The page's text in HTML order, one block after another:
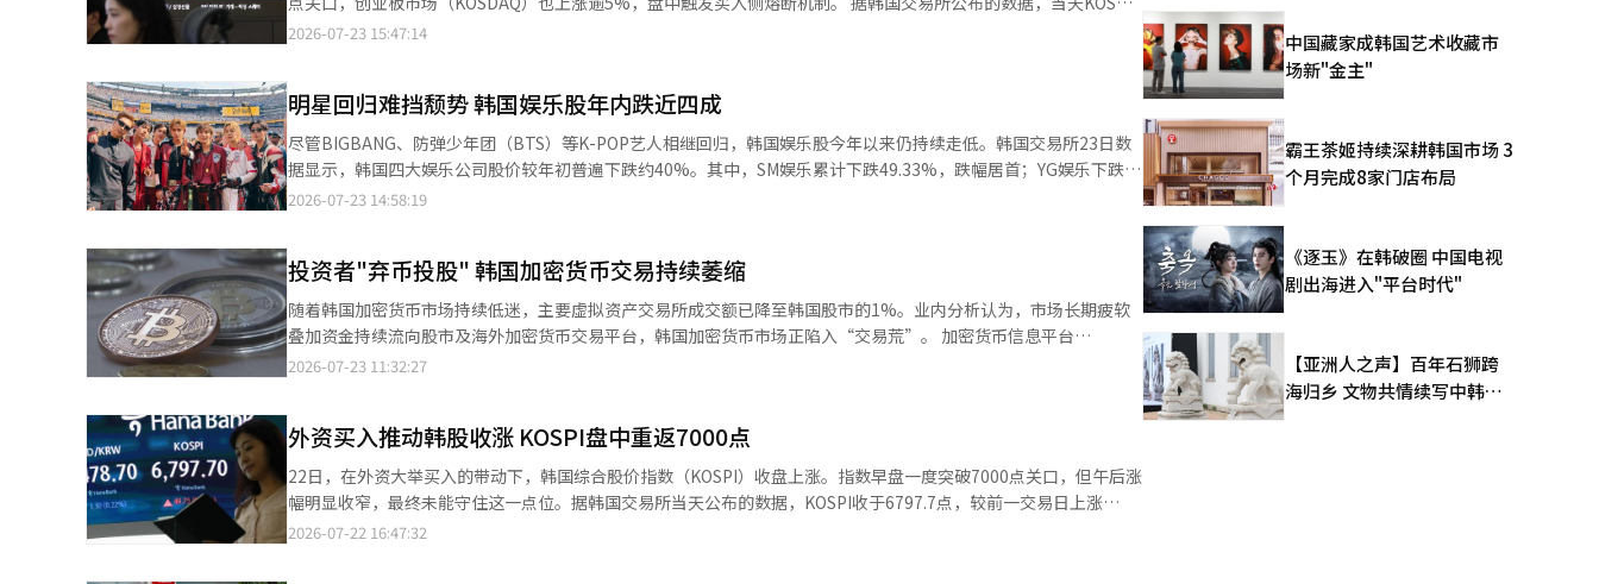
指数收于7096.89点，较前一交易日上涨299.19点，涨幅达4.4%。当天KOSPI指数以6963.35点高开，较前一交易日
2026-07-23 15:47:14
明星回归难挡颓势 韩国娱乐股年内跌近四成
尽管BIGBANG、防弹少年团（BTS）等K-POP艺人相继回归，韩国娱乐股今年以来仍持续走低。韩国交易所23日数
据显示，韩国四大娱乐公司股价较年初普遍下跌约40%。其中，SM娱乐累计下跌49.33%，跌幅居首；YG娱乐下跌
44.74%，HYBE下跌38.94%，JYP娱乐下跌38.81%。 值得注意的是，尽管券商普遍上调娱乐公司的全年业绩预期，
家券商下调
2026-07-23 14:58:19
投资者"弃币投股" 韩国加密货币交易持续萎缩
随着韩国加密货币市场持续低迷，主要虚拟资产交易所成交额已降至韩国股市的1%。业内分析认为，市场长期疲软
叠加资金持续流向股市及海外加密货币交易平台，韩国加密货币市场正陷入“交易荒”。 加密货币信息平台
CoinGecko于23日公布的数据显示，本月1日至21日，韩国五大加密货币交易所（Upbit、Bithumb、Coinone、
今
2026-07-23 11:32:27
外资买入推动韩股收涨 KOSPI盘中重返7000点
22日，在外资大举买入的带动下，韩国综合股价指数（KOSPI）收盘上涨。指数早盘一度突破7000点关口，但午后涨
幅明显收窄，最终未能守住这一点位。据韩国交易所当天公布的数据，KOSPI收于6797.7点，较前一交易日上涨
49.75点，涨幅0.74%。 从资金流向看，外资当天净买入2.6223万亿韩元（约合人民币120亿元），是推动股指上涨
2026-07-22 16:47:32
中国藏家成韩国艺术收藏市
场新"金主"
霸王茶姬持续深耕韩国市场 3
个月完成8家门店布局
《逐玉》在韩破圈 中国电视
剧出海进入"平台时代"
【亚洲人之声】百年石狮跨
海归乡 文物共情续写中韩人